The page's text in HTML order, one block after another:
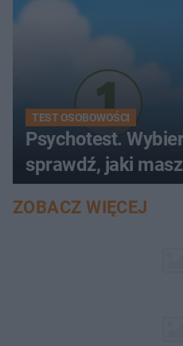
TEST OSOBOWOŚCI
Psychotest.
sprawdź, jaki
ZOBACZ WIĘCEJ